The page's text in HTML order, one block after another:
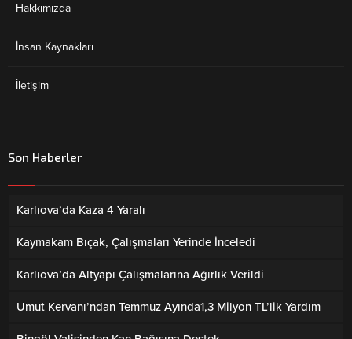
Hakkımızda
İnsan Kaynakları
İletişim
Son Haberler
Karlıova’da Kaza 4 Yaralı
Kaymakam Bıçak, Çalışmaları Yerinde İnceledi
Karlıova’da Altyapı Çalışmalarına Ağırlık Verildi
Umut Kervanı’ndan Temmuz Ayında1,3 Milyon TL’lik Yardım